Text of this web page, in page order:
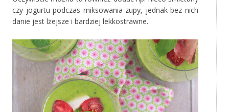
czy jogurtu podczas miksowania zupy, jednak bez nich
danie jest lżejsze i bardziej lekkostrawne.